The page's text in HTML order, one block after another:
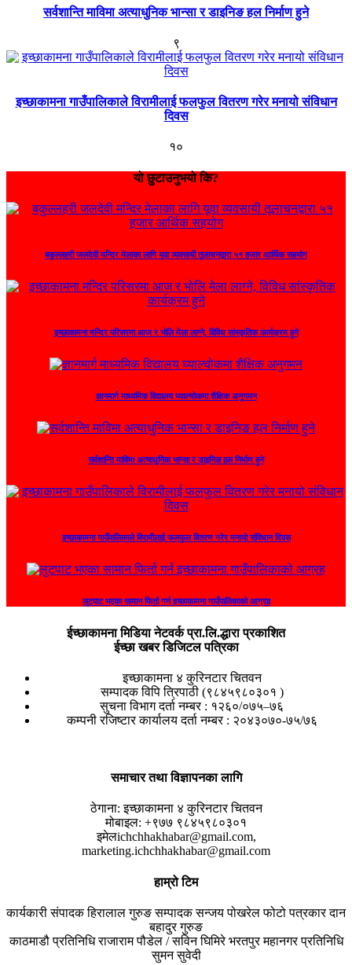
सर्वशान्ति माविमा अत्याधुनिक भान्सा र डाइनिङ हल निर्माण हुने
९
इच्छाकामना गाउँपालिकाले विरामीलाई फलफुल वितरण गरेर मनायो संविधान
दिवस
१०
यो छुटाउनुभयो कि?
बकुल्लहरी जलदेवी मन्दिर मेलाका लागि यूवा व्यवसायी तूलाचनद्वारा ५१ हजार आर्थिक सहयोग
इच्छाकामना मन्दिर परिसरमा आज र भोलि मेला लाग्ने, विविध सांस्कृतिक कार्यक्रम हुने
ज्ञानमार्ग माध्यमिक विद्यालय घ्याल्चोकमा शैक्षिक अनुगमन
सर्वशान्ति माविमा अत्याधुनिक भान्सा र डाइनिङ हल निर्माण हुने
इच्छाकामना गाउँपालिकाले विरामीलाई फलफुल वितरण गरेर मनायो संविधान दिवस
लुटपाट भएका सामान फिर्ता गर्न इच्छाकामना गाउँपालिकाको आग्रह
ईच्छाकामना मिडिया नेटवर्क प्रा.लि.द्धारा प्रकाशित
ईच्छा खबर डिजिटल पत्रिका
इच्छाकामना ४ कुरिनटार चितवन
सम्पादक विपि त्रिपाठी (९८४५९८०३०१ )
सुचना विभाग दर्ता नम्बर : १२६०/०७५–७६
कम्पनी रजिष्टार कार्यालय दर्ता नम्बर : २०४३०७०-७५/७६
समाचार तथा विज्ञापनका लागि
ठेगाना: इच्छाकामना ४ कुरिनटार चितवन
मोबाइल: +९७७ ९८४५९८०३०१
इमेलichchhakhabar@gmail.com,
marketing.ichchhakhabar@gmail.com
हाम्रो टिम
कार्यकारी संपादकहिरालाल गुरुङसम्पादकसन्जय पोखरेलफोटो पत्रकारदान
बहादुर गुरुङ
काठमाडौ प्रतिनिधिराजाराम पौडेल / सविन घिमिरेभरतपुर महानगर प्रतिनिधि
सुमन सुवेदी